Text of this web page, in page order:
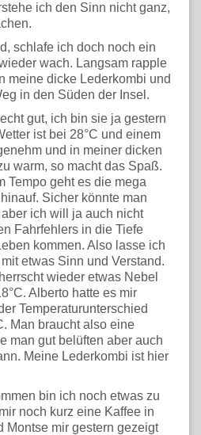
ich den Sinn nicht ganz,
schlafe ich doch noch ein
wach. Langsam rapple
meine dicke Lederkombi und
in den Süden der Insel.
gut, ich bin sie ja gestern
ist bei 28°C und einem
und in meiner dicken
warm, so macht das Spaß.
Tempo geht es die mega
Sicher könnte man
ich will ja auch nicht
Fahrfehlers in die Tiefe
kommen. Also lasse ich
etwas Sinn und Verstand.
wieder etwas Nebel
Alberto hatte es mir
Temperaturunterschied
Man braucht also eine
man gut belüften aber auch
Meine Lederkombi ist hier
bin ich noch etwas zu
noch kurz eine Kaffee in
Montse mir gestern gezeigt